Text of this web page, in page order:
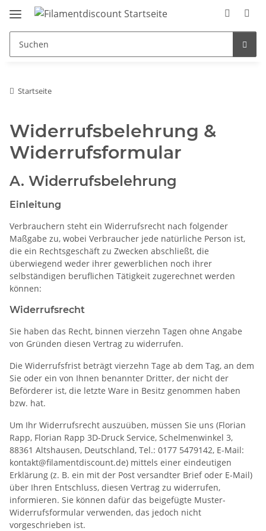
Startseite
Widerrufsbelehrung &
Widerrufsformular
A. Widerrufsbelehrung
Einleitung
Verbrauchern steht ein Widerrufsrecht nach folgender
Maßgabe zu, wobei Verbraucher jede natürliche Person ist,
die ein Rechtsgeschäft zu Zwecken abschließt, die
überwiegend weder ihrer gewerblichen noch ihrer
selbständigen beruflichen Tätigkeit zugerechnet werden
können:
Widerrufsrecht
Sie haben das Recht, binnen vierzehn Tagen ohne Angabe
von Gründen diesen Vertrag zu widerrufen.
Die Widerrufsfrist beträgt vierzehn Tage ab dem Tag, an dem
Sie oder ein von Ihnen benannter Dritter, der nicht der
Beförderer ist, die letzte Ware in Besitz genommen haben
bzw. hat.
Um Ihr Widerrufsrecht auszuüben, müssen Sie uns (Florian
Rapp, Florian Rapp 3D-Druck Service, Schelmenwinkel 3,
88361 Altshausen, Deutschland, Tel.: 0177 5479142, E-Mail:
kontakt@filamentdiscount.de) mittels einer eindeutigen
Erklärung (z. B. ein mit der Post versandter Brief oder E-Mail)
über Ihren Entschluss, diesen Vertrag zu widerrufen,
informieren. Sie können dafür das beigefügte Muster-
Widerrufsformular verwenden, das jedoch nicht
vorgeschrieben ist.